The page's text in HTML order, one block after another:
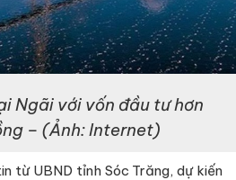
Ngãi với vốn đầu tư hơn
– (Ảnh: Internet)
từ UBND tỉnh Sóc Trăng, dự kiến